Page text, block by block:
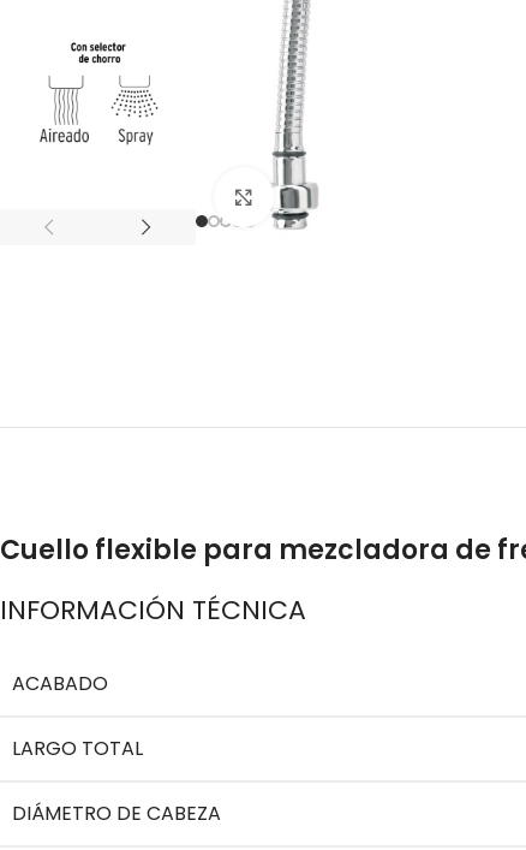
Click to enlarge
Cuello flexible para mezcladora de
INFORMACIÓN TÉCNICA
ACABADO
LARGO TOTAL
DIÁMETRO DE CABEZA